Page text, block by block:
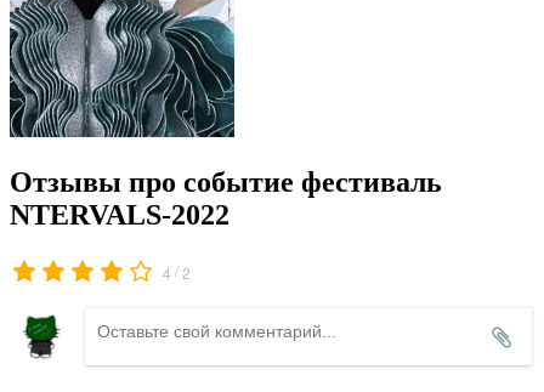
Отзывы про событие фестиваль
NTERVALS-2022
4 /2